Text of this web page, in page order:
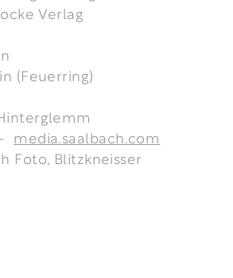
Verlag
(Feuerring)
media.saalbach.com
Foto, Blitzkneisser